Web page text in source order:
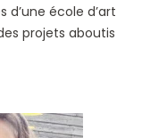
école d’art
projets aboutis